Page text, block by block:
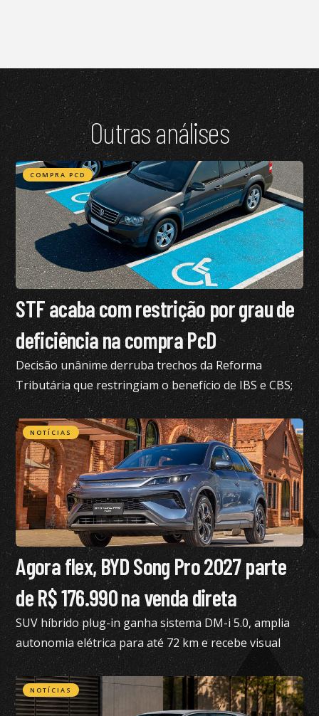
Outras análises
COMPRA PCD
STF acaba com restrição por grau de
deficiência na compra PcD
Decisão unânime derruba trechos da Reforma
Tributária que restringiam o benefício de IBS e CBS;
confira todos os detalhes
NOTÍCIAS
Agora flex, BYD Song Pro 2027 parte
de R$ 176.990 na venda direta
SUV híbrido plug-in ganha sistema DM-i 5.0, amplia
autonomia elétrica para até 72 km e recebe visual
renovado
NOTÍCIAS